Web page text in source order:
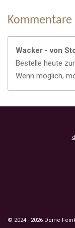
Kommentare
Wacker - von
Bestelle heute
Wenn möglich,
© 2024 - 2026 Deine